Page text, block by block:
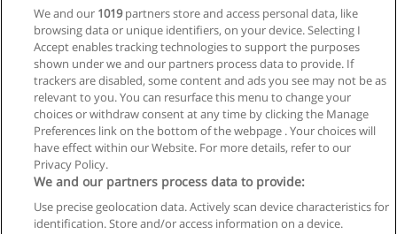
misma..
CAPET - Centro Argentino de Pedagogía Teatral Ficcionalista
Solicita información
Privacidad de datos
We and our 1019partners store and access personal data, like
browsing data or unique identifiers, on your device. Selecting I
Accept enables tracking technologies to support the purposes
shown under we and our partners process data to provide. If
trackers are disabled, some content and ads you see may not be as
relevant to you. You can resurface this menu to change your
choices or withdraw consent at any time by clicking the Manage
Preferences link on the bottom of the webpage . Your choices will
have effect within our Website. For more details, refer to our
Privacy Policy.
We and our partners process data to provide:
Use precise geolocation data. Actively scan device characteristics for
identification. Store and/or access information on a device.